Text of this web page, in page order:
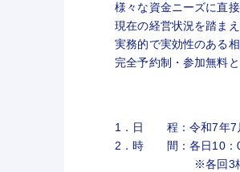
様々な資金ニーズに直
現在の経営状況を踏ま
実務的で実効性のある相
完全予約制・参加無料
1．日 程：令和7年7
2．時 間：各日10：
※各回3枠のみと